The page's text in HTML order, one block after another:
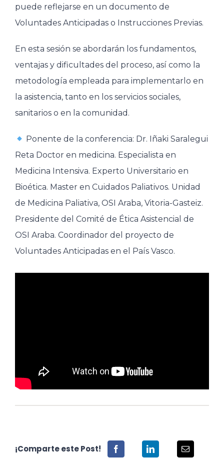
puede reflejarse en un documento de
Voluntades Anticipadas o Instrucciones Previas.
En esta sesión se abordarán los fundamentos,
ventajas y dificultades del proceso, así como la
metodología empleada para implementarlo en
la asistencia, tanto en los servicios sociales,
sanitarios o en la comunidad.
Ponente de la conferencia: Dr. Iñaki Saralegui
Reta Doctor en medicina. Especialista en
Medicina Intensiva. Experto Universitario en
Bioética. Master en Cuidados Paliativos. Unidad
de Medicina Paliativa, OSI Araba, Vitoria-Gasteiz.
Presidente del Comité de Ética Asistencial de
OSI Araba. Coordinador del proyecto de
Voluntades Anticipadas en el País Vasco.
¡Comparte este Post!